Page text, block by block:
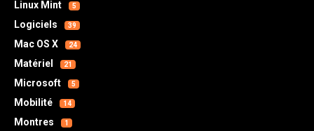
Linux Mint 5
Logiciels 39
Mac OS X 24
Matériel 21
Microsoft 5
Mobilité 14
Montres 1